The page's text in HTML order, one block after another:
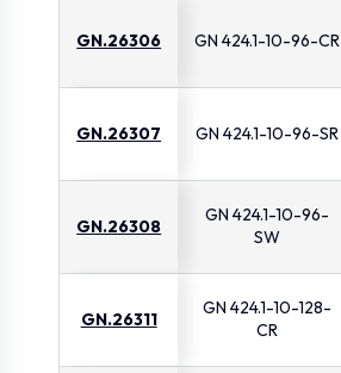
GN.26306 GN 424.1-10-96-CR
GN.26307 GN 424.1-10-96-SR
GN.26308
GN 424.1-10-96-
SW
GN.26311
GN 424.1-10-128-
CR